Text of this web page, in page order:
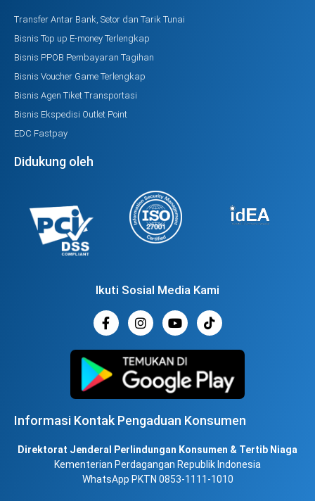
Transfer Antar Bank, Setor dan Tarik Tunai
Bisnis Top up E-money Terlengkap
Bisnis PPOB Pembayaran Tagihan
Bisnis Voucher Game Terlengkap
Bisnis Agen Tiket Transportasi
Bisnis Ekspedisi Outlet Point
EDC Fastpay
Didukung oleh
Ikuti Sosial Media Kami
Informasi Kontak Pengaduan Konsumen
Direktorat Jenderal Perlindungan Konsumen & Tertib Niaga
Kementerian Perdagangan Republik Indonesia
WhatsApp PKTN 0853-1111-1010